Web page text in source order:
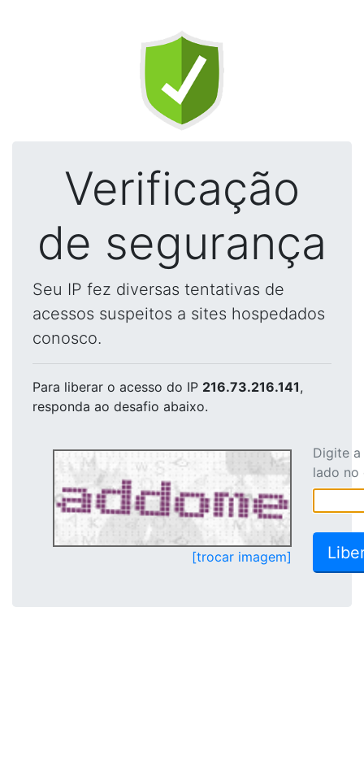
Verificação
de segurança
Seu IP fez diversas tentativas de
acessos suspeitos a sites hospedados
conosco.
Para liberar o acesso do IP 216.73.216.141,
responda ao desafio abaixo.
[trocar imagem]
Digite
lado no